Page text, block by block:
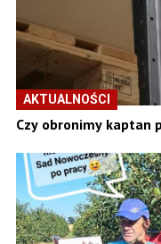
AKTUALNOŚCI
Czy obronimy kaptan